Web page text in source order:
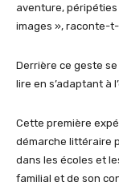
aventure,
images », raconte-t-
Derrière ce geste
lire en s’adaptant à
Cette première
démarche littéraire
dans les écoles et
familial et de son